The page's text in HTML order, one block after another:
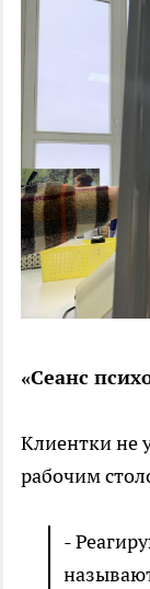
«Сеанс
Клиентки не
рабочим
-